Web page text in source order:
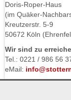
Doris-Roper-Haus
(im Quäker-
Kreutzerstr. 5-9
50672 Köln
Wir sind zu
Tel.: 0221 / 986 56
eMail: